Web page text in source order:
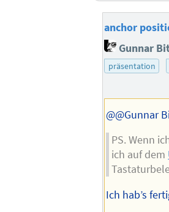
anchor
Gunnar
präsentation
@@Gunnar
PS. Wenn
ich auf dem
Ich hab’s